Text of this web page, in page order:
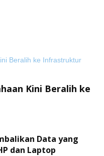
Kini Beralih ke
Data yang
dan Laptop